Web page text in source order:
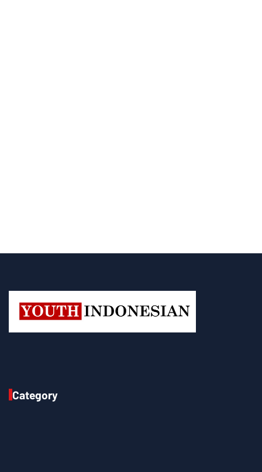
Category